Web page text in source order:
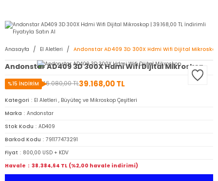
Anasayfa El Aletleri Andonstar AD409 3D 300X Hdmi Wifi Dijital
Andonstar AD409 3D 300X Hdmi Wifi Dijital Mikroskop
46.080,00 TL39.168,00 TL
%15 İNDİRİM
Kategori El Aletleri , Büyüteç ve Mikroskop Çeşitleri
Marka
Andonstar
Stok Kodu
AD409
Barkod Kodu
791177473291
Fiyat
800,00 USD + KDV
Havale
38.384,64 TL (%2,00 havale indirimi)